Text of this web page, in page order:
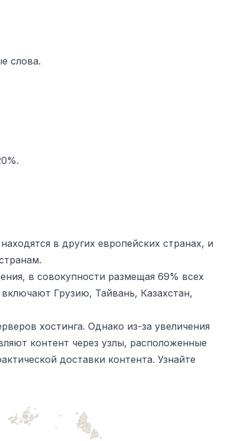
слова.
в других европейских странах, и
в совокупности размещая 69% всех
Грузию, Тайвань, Казахстан,
хостинга. Однако из-за увеличения
контент через узлы, расположенные
доставки контента. Узнайте